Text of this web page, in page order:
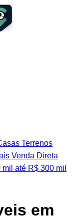
Terrenos
Venda Direta
até R$ 300 mil
em